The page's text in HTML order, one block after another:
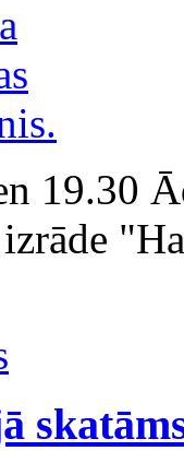
19.30